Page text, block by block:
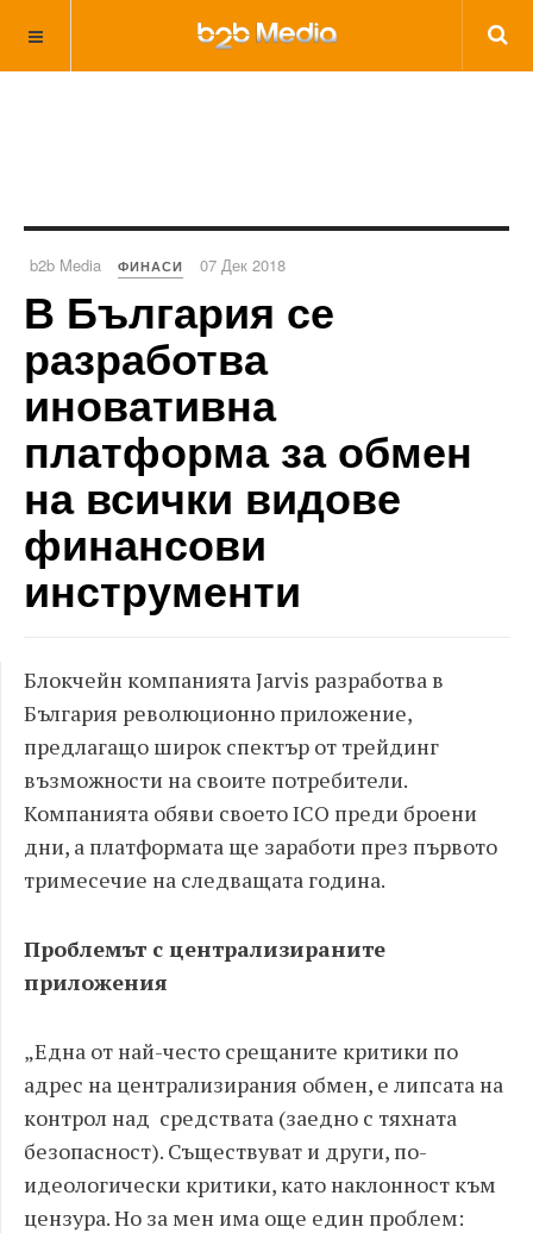
b2b Media ФИНАСИ 07 Дек 2018
В България се
разработва
иновативна
платформа за обмен
на всички видове
финансови
инструменти
Блокчейн компанията Jarvis разработва в
България революционно приложение,
предлагащо широк спектър от трейдинг
възможности на своите потребители.
Компанията обяви своето ICO преди броени
дни, а платформата ще заработи през първото
тримесечие на следващата година.
Проблемът с централизираните
приложения
„Една от най-често срещаните критики по
адрес на централизирания обмен, е липсата на
контрол над средствата (заедно с тяхната
безопасност). Съществуват и други, по-
идеологически критики, като наклонност към
цензура. Но за мен има още един проблем: